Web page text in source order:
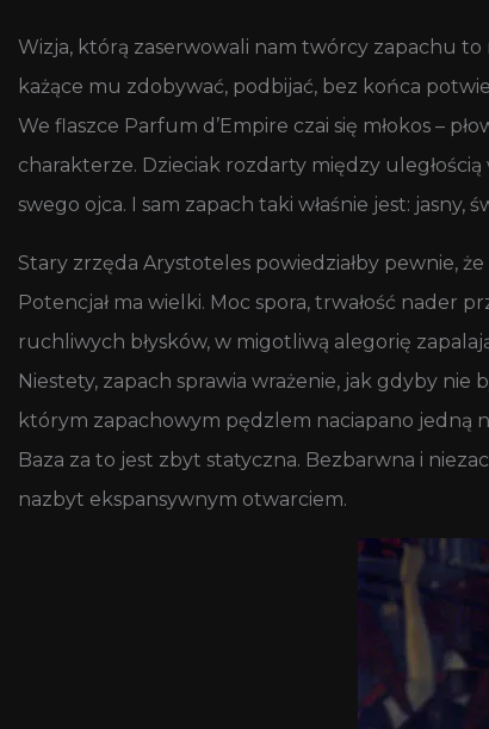
Wizja, którą zaserwowali nam twórcy zapachu to
każące mu zdobywać, podbijać, bez końca
We flaszce Parfum d’Empire czai się młokos –
charakterze. Dzieciak rozdarty między
swego ojca. I sam zapach taki właśnie jest:
Stary zrzęda Arystoteles powiedziałby pewnie,
Potencjał ma wielki. Moc spora, trwałość nader
ruchliwych błysków, w migotliwą alegorię
Niestety, zapach sprawia wrażenie, jak gdyby
którym zapachowym pędzlem naciapano jedną
Baza za to jest zbyt statyczna. Bezbarwna i
nazbyt ekspansywnym otwarciem.